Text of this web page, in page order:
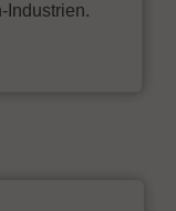
Industrien.